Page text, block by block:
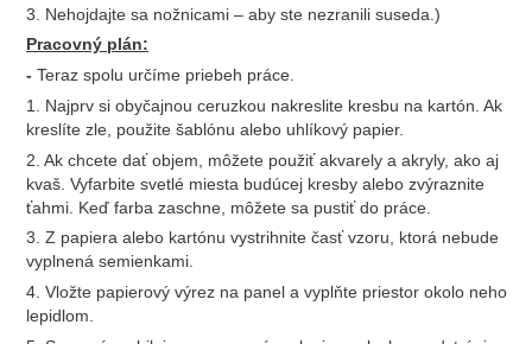
3. Nehojdajte sa nožnicami – aby ste nezranili suseda.)
Pracovný plán:
- Teraz spolu určíme priebeh práce.
1. Najprv si obyčajnou ceruzkou nakreslite kresbu na kartón. Ak
kreslíte zle, použite šablónu alebo uhlíkový papier.
2. Ak chcete dať objem, môžete použiť akvarely a akryly, ako aj
kvaš. Vyfarbite svetlé miesta budúcej kresby alebo zvýraznite
ťahmi. Keď farba zaschne, môžete sa pustiť do práce.
3. Z papiera alebo kartónu vystrihnite časť vzoru, ktorá nebude
vyplnená semienkami.
4. Vložte papierový výrez na panel a vyplňte priestor okolo neho
lepidlom.